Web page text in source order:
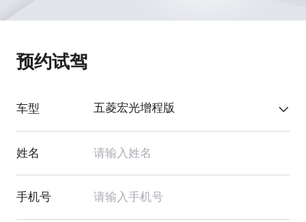
预约试驾
车型 五菱宏光增程版
姓名
手机号